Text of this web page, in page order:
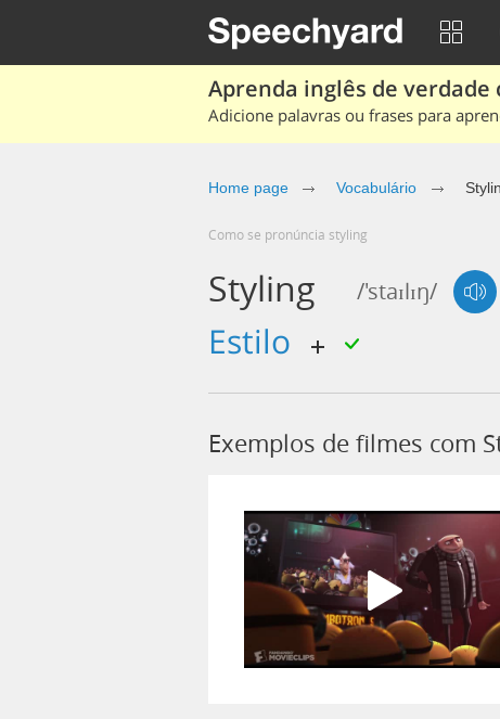
Aprenda inglês de
Adicione palavras ou frases para
Home page Vocabulário
Como se pronúncia styling
Styling /'staɪlɪŋ/
Estilo
Exemplos de filmes com